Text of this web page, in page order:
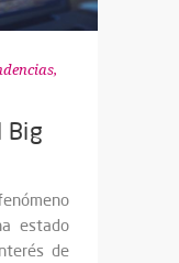
,
Big
estado
de